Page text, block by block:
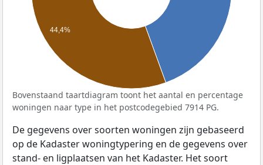
44,4%
Bovenstaand taartdiagram toont het aantal en percentage
woningen naar type in het postcodegebied 7914 PG.
De gegevens over soorten woningen zijn gebaseerd
op de Kadaster woningtypering en de gegevens over
stand- en ligplaatsen van het Kadaster. Het soort